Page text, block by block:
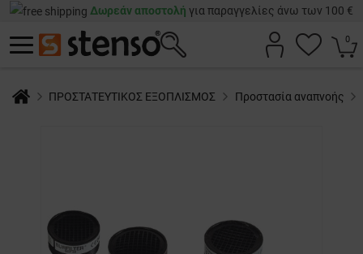
Δωρεάν αποστολή για παραγγελίες άνω των 100 €
0
ΠΡΟΣΤΑΤΕΥΤΙΚΟΣ ΕΞΟΠΛΙΣΜΟΣ Προστασία αναπνοής